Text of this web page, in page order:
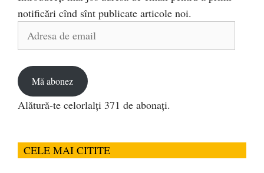
notificări cînd sînt publicate articole noi.
Adresa
Mă abonez
Alătură-te celorlalți 371 de abonați.
CELE MAI CITITE